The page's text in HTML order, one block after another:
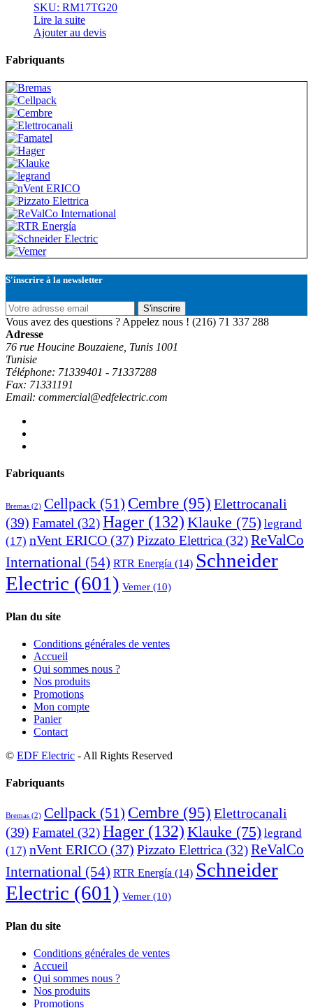
SKU: RM17TG20
Lire la suite
Ajouter au devis
Fabriquants
S'inscrire à la newsletter
S'inscrire
Vous avez des questions ? Appelez nous ! (216) 71 337 288
Adresse
76 rue Houcine Bouzaiene, Tunis 1001
Tunisie
Téléphone: 71339401 - 71337288
Fax: 71331191
Email: commercial@edfelectric.com
Fabriquants
Bremas (2) Cellpack (51) Cembre (95) Elettrocanali
(39) Famatel (32)Hager (132) Klauke (75) legrand
(17) nVent ERICO (37) Pizzato Elettrica (32)ReValCo
International (54) RTR Energía (14) Schneider
Electric (601) Vemer (10)
Plan du site
Conditions générales de ventes
Accueil
Qui sommes nous ?
Nos produits
Promotions
Mon compte
Panier
Contact
© EDF Electric - All Rights Reserved
Fabriquants
Bremas (2) Cellpack (51) Cembre (95) Elettrocanali
(39) Famatel (32)Hager (132) Klauke (75) legrand
(17) nVent ERICO (37) Pizzato Elettrica (32)ReValCo
International (54) RTR Energía (14) Schneider
Electric (601) Vemer (10)
Plan du site
Conditions générales de ventes
Accueil
Qui sommes nous ?
Nos produits
Promotions